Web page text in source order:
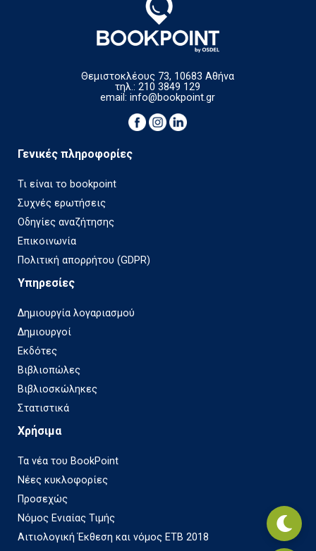
Θεμιστοκλέους 73, 10683 Αθήνα
τηλ.: 210 3849 129
email:info@bookpoint.gr
Γενικές πληροφορίες
Τι είναι το bookpoint
Συχνές ερωτήσεις
Οδηγίες αναζήτησης
Επικοινωνία
Πολιτική απορρήτου (GDPR)
Υπηρεσίες
Δημιουργία λογαριασμού
Δημιουργοί
Εκδότες
Βιβλιοπώλες
Βιβλιοσκώληκες
Στατιστικά
Χρήσιμα
Τα νέα του BookPoint
Νέες κυκλοφορίες
Προσεχώς
Νόμος Ενιαίας Τιμής
Αιτιολογική Έκθεση και νόμος ΕΤΒ 2018